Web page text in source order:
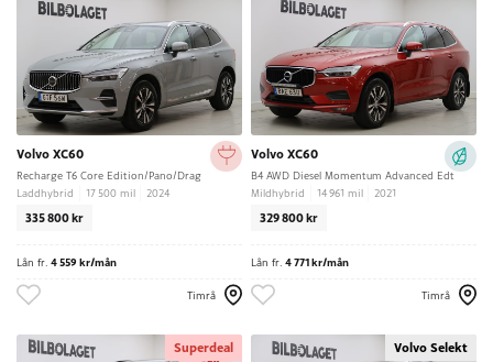
Volvo XC60
Recharge T6 Core Edition/Pano/Drag
Laddhybrid
17 500 mil 2024
335 800 kr
Lån fr. 4 559 kr/mån
Timrå
Volvo XC60
B4 AWD Diesel Momentum Advanced Edt
Mildhybrid
14 961 mil 2021
329 800 kr
Lån fr. 4 771 kr/mån
Timrå
Superdeal Volvo Selekt